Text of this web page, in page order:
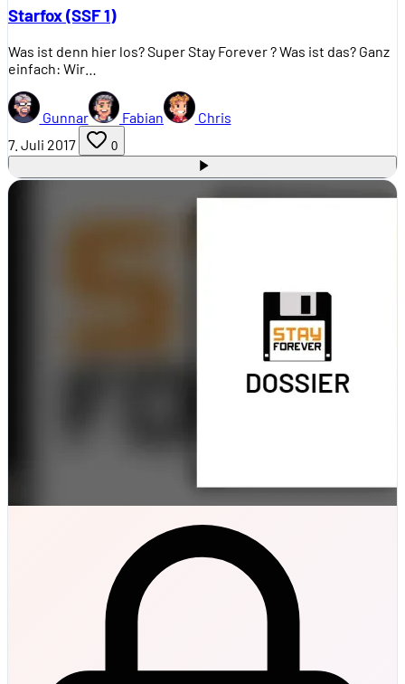
Starfox (SSF 1)
Was ist denn hier los? Super Stay Forever ? Was ist das? Ganz
einfach: Wir…
Gunnar Fabian
Chris
7. Juli 2017
0